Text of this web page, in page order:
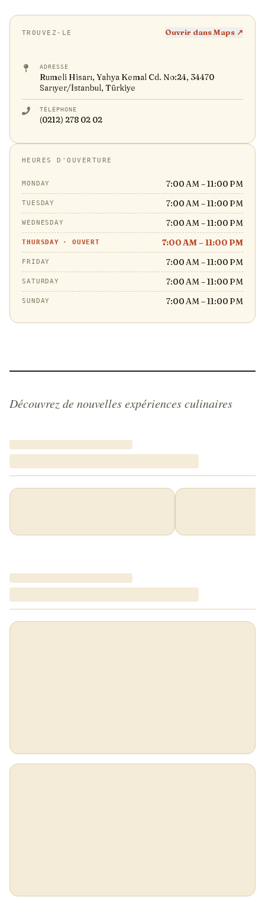
TROUVEZ-LE Ouvrir dans Maps ↗
ADRESSE
Rumeli Hisarı, Yahya Kemal Cd. No:24, 34470
Sarıyer/İstanbul, Türkiye
TÉLÉPHONE
(0212) 278 02 02
HEURES D'OUVERTURE
MONDAY 7:00 AM – 11:00 PM
TUESDAY 7:00 AM – 11:00 PM
WEDNESDAY 7:00 AM – 11:00 PM
THURSDAY · OUVERT 7:00 AM – 11:00 PM
FRIDAY 7:00 AM – 11:00 PM
SATURDAY 7:00 AM – 11:00 PM
SUNDAY 7:00 AM – 11:00 PM
Découvrez de nouvelles expériences culinaires